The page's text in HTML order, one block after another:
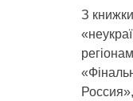
З